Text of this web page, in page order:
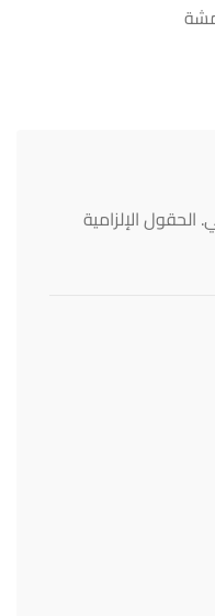
الحقول الإلزامية